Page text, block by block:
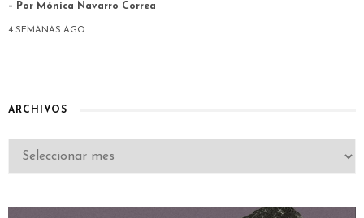
– Por Mónica Navarro Correa
4 SEMANAS AGO
ARCHIVOS